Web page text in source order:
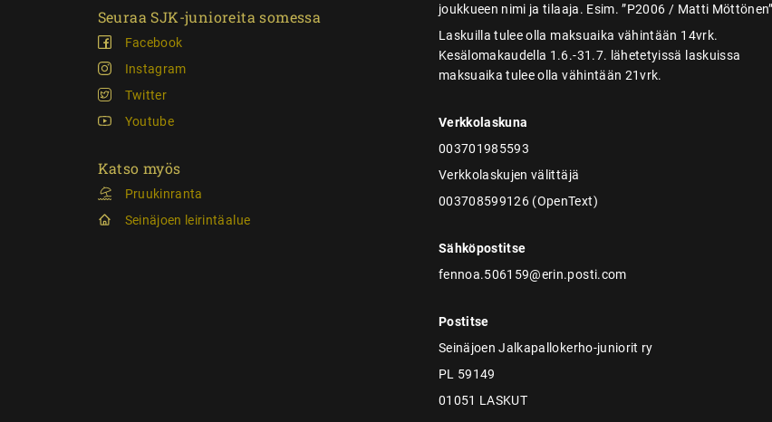
Seuraa SJK-junioreita somessa
Facebook
Instagram
Twitter
Youtube
Katso myös
Pruukinranta
Seinäjoen leirintäalue
joukkueen nimi ja tilaaja. Esim. ”P2006 / Matti Möttönen”
Laskuilla tulee olla maksuaika vähintään 14vrk.
Kesälomakaudella 1.6.-31.7. lähetetyissä laskuissa
maksuaika tulee olla vähintään 21vrk.
Verkkolaskuna
003701985593
Verkkolaskujen välittäjä
003708599126 (OpenText)
Sähköpostitse
fennoa.506159@erin.posti.com
Postitse
Seinäjoen Jalkapallokerho-juniorit ry
PL 59149
01051 LASKUT